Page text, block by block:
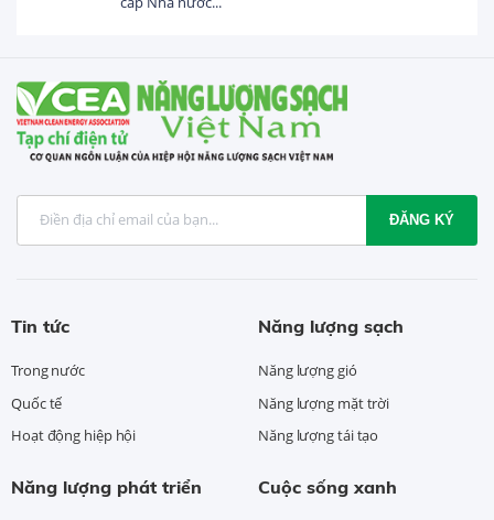
ĐĂNG KÝ
Tin tức
Trong nước
Quốc tế
Hoạt động hiệp hội
Năng lượng sạch
Năng lượng gió
Năng lượng mặt trời
Năng lượng tái tạo
Năng lượng phát triển Cuộc sống xanh